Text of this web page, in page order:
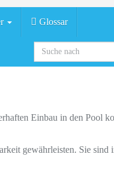
Glossar
Einbau in den Pool
gewährleisten. Sie sind